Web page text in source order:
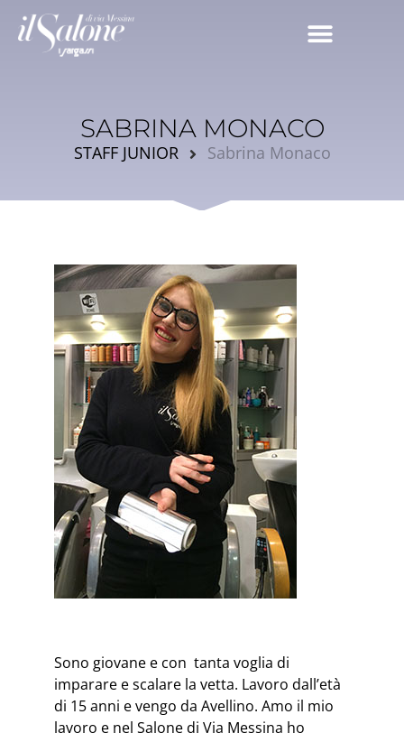
SABRINA MONACO
STAFF JUNIOR Sabrina Monaco
Sono giovane e con tanta voglia di
imparare e scalare la vetta. Lavoro dall’età
di 15 anni e vengo da Avellino. Amo il mio
lavoro e nel Salone di Via Messina ho